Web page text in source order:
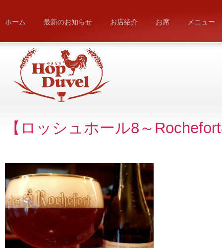
ホーム 最新のお知らせ お店紹介 お席 メニュー
【ロッシュホール8～